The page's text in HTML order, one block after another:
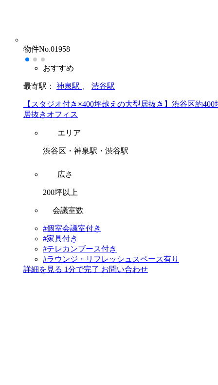
物件No.01958
おすすめ
最寄駅： 神泉駅 渋谷駅
【スタジオ付き×400坪越えの大型居抜き】渋谷区約400
居抜きオフィス
エリア
渋谷区・神泉駅・渋谷駅
広さ
200坪以上
会議室数
#個室会議室付き
#家具付き
#テレカンブース付き
#ラウンジ・リフレッシュスペース有り
詳細を見る 1分で完了 お問い合わせ